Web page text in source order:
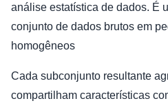
análise estatística de dados. É
conjunto de dados brutos em
homogêneos
Cada subconjunto resultante
compartilham características